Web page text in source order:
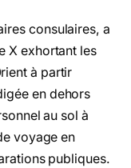
consulaires, a
X exhortant les
à partir
en dehors
au sol à
voyage en
publiques.